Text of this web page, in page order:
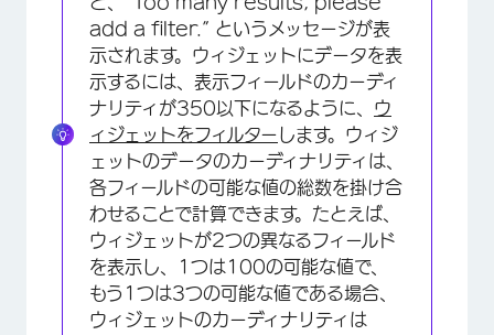
add a filter.” というメッセージが表
示されます。ウィジェットにデータを表
示するには、表示フィールドのカーディ
ナリティが350以下になるように、 ウ
ィジェットをフィルターします。ウィジ
ェットのデータのカーディナリティは、
各フィールドの可能な値の総数を掛け合
わせることで計算できます。たとえば、
ウィジェットが2つの異なるフィールド
を表示し、1つは100の可能な値で、
もう1つは3つの可能な値である場合、
ウィジェットのカーディナリティは